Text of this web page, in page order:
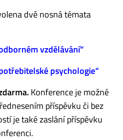
dvě nosná témata
vzdělávání“
psychologie“
Konference je možné
příspěvku či bez
je také zaslání příspěvku